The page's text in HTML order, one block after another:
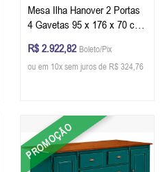
Mesa Ilha Hanover 2 Portas
4 Gavetas 95 x 176 x 70 cm
Imbuia Glazer
R$ 2.922,82 Boleto/Pix
ou em 10x sem juros de R$ 324,76
PROMOÇÃO